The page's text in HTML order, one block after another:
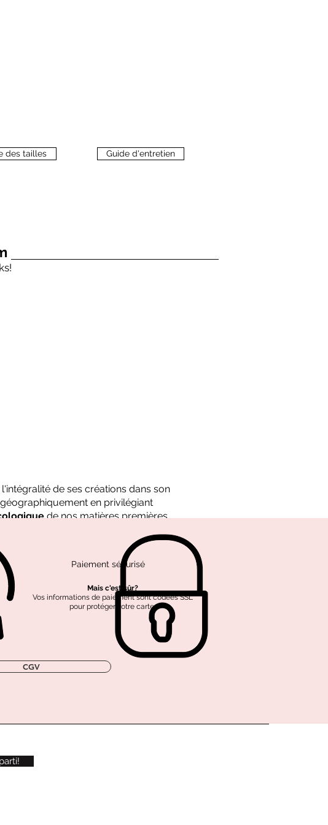
des tailles Guide d'entretien
de ses créations dans son
en privilégiant
de nos matières premières.
recyclé
Paiement sécurisé
Mais c'est sûr?
Vos informations de paiement sont codées SSL
pour protéger votre carte.
CGV